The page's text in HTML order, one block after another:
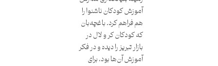
آموزش کودکان ناشنوا را
هم فراهم کرد. باغچه‌بان
که کودکان کر و لال در
بازار تبریز را دیده و در فکر
آموزش آن‌ها بود، برای